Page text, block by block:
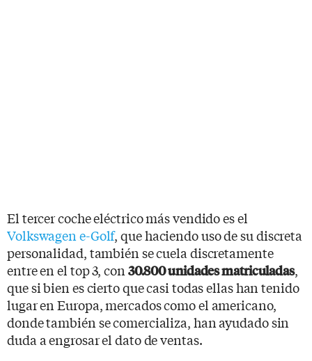
El tercer coche eléctrico más vendido es el
Volkswagen e-Golf, que haciendo uso de su discreta
personalidad, también se cuela discretamente
entre en el top 3, con30.800 unidades matriculadas,
que si bien es cierto que casi todas ellas han tenido
lugar en Europa, mercados como el americano,
donde también se comercializa, han ayudado sin
duda a engrosar el dato de ventas.